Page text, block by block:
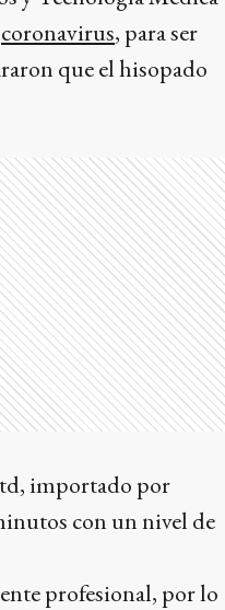
coronavirus, para ser
que el hisopado
importado por
con un nivel de
profesional, por lo